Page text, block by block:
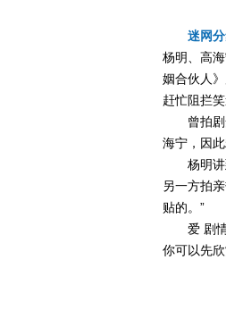
迷网
杨明、高
姻合伙人
赶忙阻拦
曾拍
海宁，因
杨明
另一方拍
贴的。”
爱 剧
你可以先